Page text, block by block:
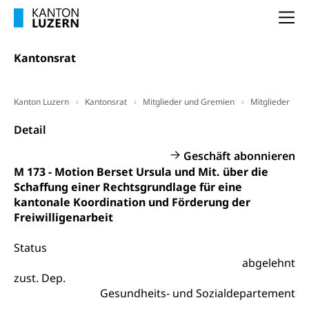
Kantonsrat
Kanton Luzern Kantonsrat Mitglieder und Gremien Mitglieder
Detail
Geschäft abonnieren
M 173 - Motion Berset Ursula und Mit. über die
Schaffung einer Rechtsgrundlage für eine
kantonale Koordination und Förderung der
Freiwilligenarbeit
Status
abgelehnt
zust. Dep.
Gesundheits- und Sozialdepartement
Dienststelle Steuern - Wissenswertes
AHV-Altersrente (WAS Luzern)
LUPK - Luzerner Pensionskasse
Bildung und Forschung
Wissenschaft, Forschung, Entwicklung, Projekte
Pilotprojekte Klima
Innovative Projekte Landwirtschaft und
Wald
Projektförderung Universität Luzern unilu
Erwachsenenbildung und Weiterbildung
Umschulung, zweiter Bildungsweg,
Nachdiplomstudium, Zusatzlehre, Höhere
Berufsbildung, Berufsmatura nach Lehre,
Neuorientierung, Grundkompetenzen,
Studienberatung, Beratung und Unterstützung,
Erwachsenenmatura
Berufliche Grundbildung